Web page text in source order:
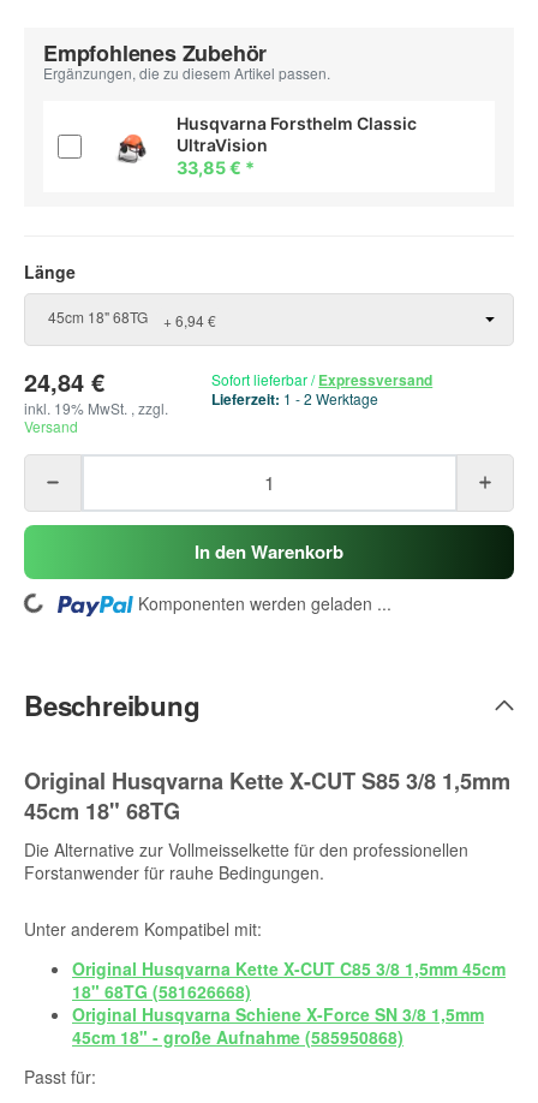
Empfohlenes Zubehör
Ergänzungen, die zu diesem Artikel passen.
Husqvarna Forsthelm Classic
UltraVision
33,85 € *
Länge
Länge
45cm 18" 68TG + 6,94 €
24,84 €
inkl. 19% MwSt. , zzgl.
Versand
Sofort lieferbar/Expressversand
Lieferzeit: 1 - 2 Werktage
In den Warenkorb
Komponenten werden geladen ...
Beschreibung
Original Husqvarna Kette X-CUT S85 3/8 1,5mm
45cm 18" 68TG
Die Alternative zur Vollmeisselkette für den professionellen
Forstanwender für rauhe Bedingungen.
Unter anderem Kompatibel mit:
Original Husqvarna Kette X-CUT C85 3/8 1,5mm 45cm
18" 68TG (581626668)
Original Husqvarna Schiene X-Force SN 3/8 1,5mm
45cm 18" - große Aufnahme (585950868)
Passt für: